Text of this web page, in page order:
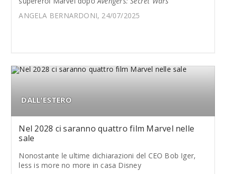
ANGELA BERNARDONI, 24/07/2025
DALL'ESTERO
Nel 2028 ci saranno quattro film Marvel nelle
sale
Nonostante le ultime dichiarazioni del CEO Bob Iger,
less is more no more in casa Disney